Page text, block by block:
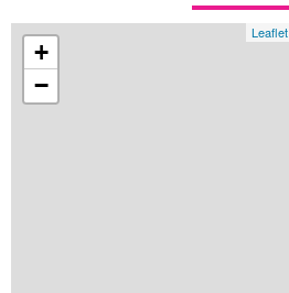
+
−
Leaflet